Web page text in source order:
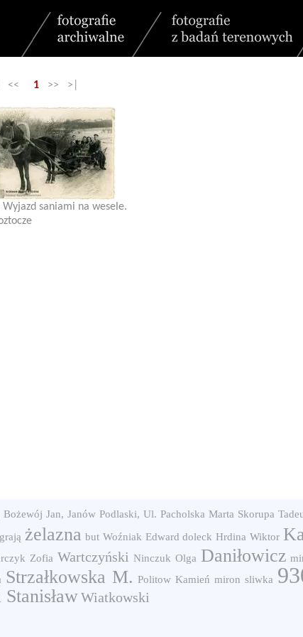
<< 1 >> >|
Wyjazd saniami na wesele.
Jan, Janów Podlaski, Ul. Pacholska Marta Skorupa
grają żelazna but Woźniak Edward doleck Hrdina Wiktor
Zofia Wartczyński Ninczuk Olga Daniłowicz
Strzałkowska M. Politow Kamień miron sliwka
Wiatkowski